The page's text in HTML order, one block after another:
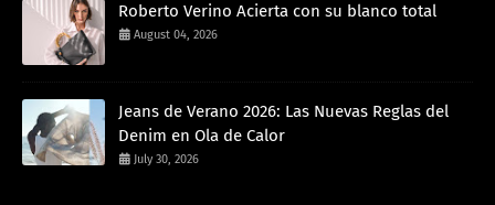
Roberto Verino Acierta con su blanco total
August 04, 2026
Jeans de Verano 2026: Las Nuevas Reglas del
Denim en Ola de Calor
July 30, 2026